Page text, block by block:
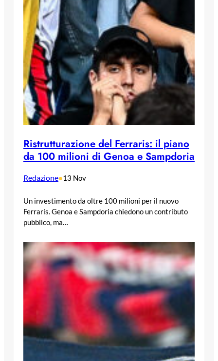
Ristrutturazione del Ferraris: il piano
da 100 milioni di Genoa e Sampdoria
Redazione•13 Nov
Un investimento da oltre 100 milioni per il nuovo
Ferraris. Genoa e Sampdoria chiedono un contributo
pubblico, ma…